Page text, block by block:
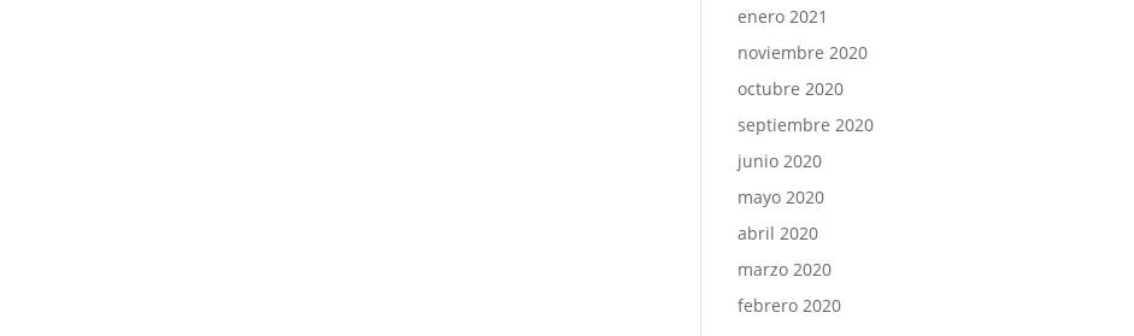
enero 2021
noviembre 2020
octubre 2020
septiembre 2020
junio 2020
mayo 2020
abril 2020
marzo 2020
febrero 2020